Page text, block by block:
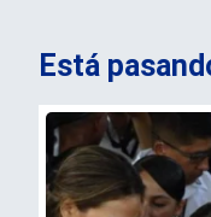
Está